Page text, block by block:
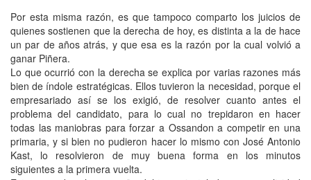
Por esta misma razón, es que tampoco comparto los juicios de
quienes sostienen que la derecha de hoy, es distinta a la de hace
un par de años atrás, y que esa es la razón por la cual volvió a
ganar Piñera.
Lo que ocurrió con la derecha se explica por varias razones más
bien de índole estratégicas. Ellos tuvieron la necesidad, porque el
empresariado así se los exigió, de resolver cuanto antes el
problema del candidato, para lo cual no trepidaron en hacer
todas las maniobras para forzar a Ossandon a competir en una
primaria, y si bien no pudieron hacer lo mismo con José Antonio
Kast, lo resolvieron de muy buena forma en los minutos
siguientes a la primera vuelta.